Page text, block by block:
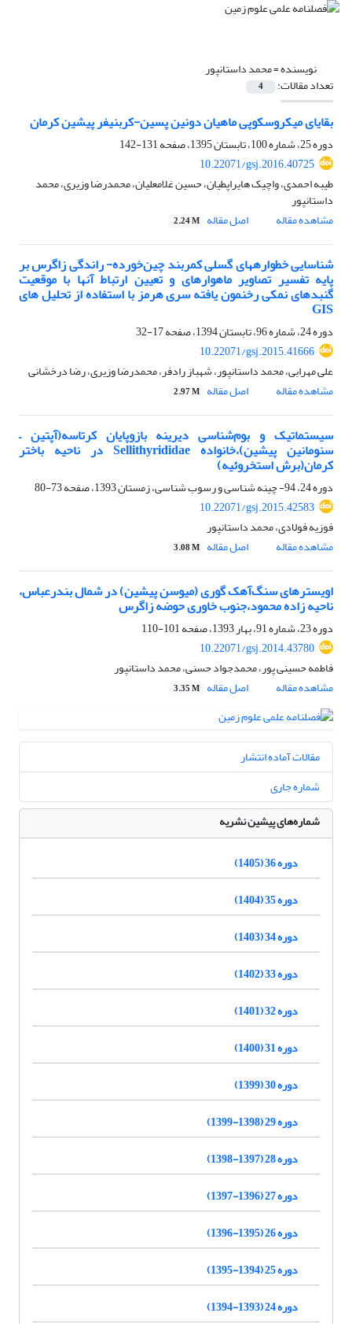
نویسنده =محمد داستانپور
تعداد مقالات: 4
بقایای میکروسکوپی ماهیان دونین پسین-کربنیفر پیشین کرمان
دوره 25، شماره 100، تابستان 1395، صفحه
131-142
10.22071/gsj.2016.40725
طیبه احمدی، واچیک هایراپطیان، حسین غلامعلیان، محمدرضا وزیری، محمد
داستانپور
مشاهده مقاله
اصل مقاله 2.24 M
شناسایی خطواره‏های گسلی کمربند چین‌خورده- راندگی زاگرس بر
پایه تفسیر تصاویر ماهواره‏ای و تعیین ارتباط آنها با موقعیت
گنبد‏های نمکی رخنمون یافته سری هرمز با استفاده از تحلیل های
GIS
دوره 24، شماره 96، تابستان 1394، صفحه
17-32
10.22071/gsj.2015.41666
علی مهرابی، محمد داستانپور، شهباز رادفر، محمدرضا وزیری، رضا درخشانی
مشاهده مقاله
اصل مقاله 2.97 M
سیستماتیک و بوم‌شناسی دیرینه بازوپایان کرتاسه(آپتین –
سنومانین پیشین)،‌خانواده Sellithyrididae در ناحیه باختر
کرمان(برش استخروئیه)
دوره 24، 94- چینه شناسی و رسوب شناسی، زمستان 1393، صفحه
73-80
10.22071/gsj.2015.42583
فوزیه فولادی، محمد داستانپور
مشاهده مقاله
اصل مقاله 3.08 M
اویسترهای سنگ‌آهک گوری (میوسن پیشین) در شمال بندرعباس،
ناحیه زاده محمود،جنوب خاوری حوضه زاگرس
دوره 23، شماره 91، بهار 1393، صفحه
101-110
10.22071/gsj.2014.43780
فاطمه حسینی پور، محمدجواد حسنی، محمد داستانپور
مشاهده مقاله
اصل مقاله 3.35 M
مقالات آماده انتشار
شماره جاری
شماره‌های پیشین نشریه
دوره 36 (1405)
دوره 35 (1404)
دوره 34 (1403)
دوره 33 (1402)
دوره 32 (1401)
دوره 31 (1400)
دوره 30 (1399)
دوره 29 (1398-1399)
دوره 28 (1397-1398)
دوره 27 (1396-1397)
دوره 26 (1395-1396)
دوره 25 (1394-1395)
دوره 24 (1393-1394)